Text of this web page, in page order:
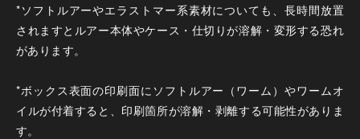
*ソフトルアーやエラストマー系素材についても、長時間放置
されますとルアー本体やケース・仕切りが溶解・変形する恐れ
があります。
*ボックス表面の印刷面にソフトルアー（ワーム）やワームオ
イルが付着すると、印刷箇所が溶解・剥離する可能性がありま
す。